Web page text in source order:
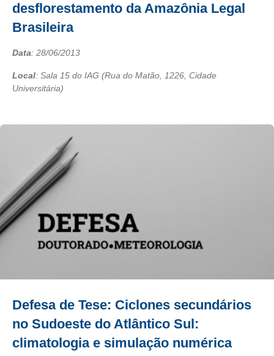
desflorestamento da Amazônia Legal
Brasileira
Data: 28/06/2013
Local: Sala 15 do IAG (Rua do Matão, 1226, Cidade
Universitária)
Defesa de Tese: Ciclones secundários
no Sudoeste do Atlântico Sul:
climatologia e simulação numérica